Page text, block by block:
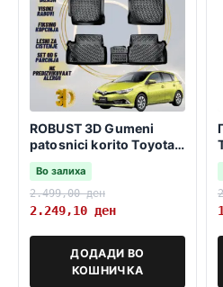
ROBUST 3D Gumeni
patosnici korito Toyota
Auris 2012-2018 MK2
Во залиха
2.499,00ден
2.249,10 ден
ДОДАДИ ВО
КОШНИЧКА